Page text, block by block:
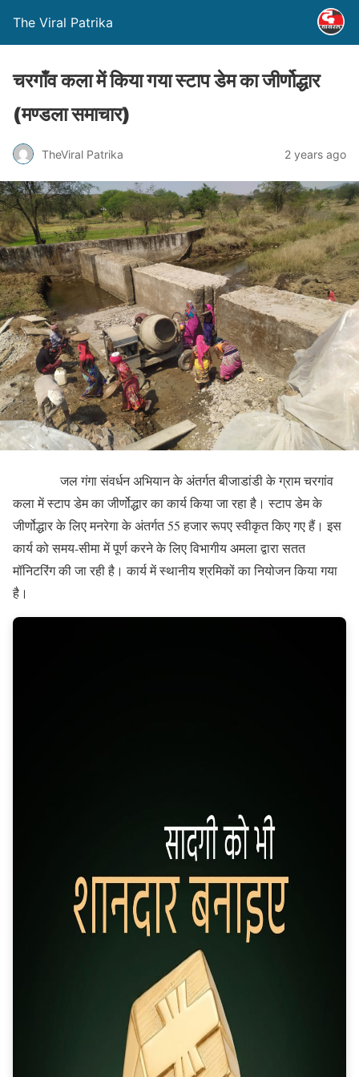
The Viral Patrika
चरगाँव कला में किया गया स्टाप डेम का जीर्णोद्धार
(मण्‍डला समाचार)
TheViral Patrika 2 years ago
जल गंगा संवर्धन अभियान के अंतर्गत बीजाडांडी के ग्राम चरगांव
कला में स्टाप डेम का जीर्णोद्धार का कार्य किया जा रहा है। स्टाप डेम के
जीर्णोद्धार के लिए मनरेगा के अंतर्गत 55 हजार रूपए स्वीकृत किए गए हैं। इस
कार्य को समय-सीमा में पूर्ण करने के लिए विभागीय अमला द्वारा सतत
मॉनिटरिंग की जा रही है। कार्य में स्थानीय श्रमिकों का नियोजन किया गया
है।